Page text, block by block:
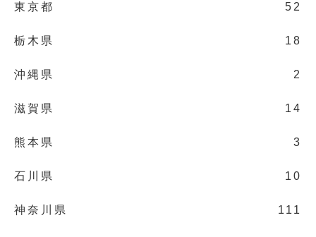
東京都 52
栃木県 18
沖縄県 2
滋賀県 14
熊本県 3
石川県 10
神奈川県 111